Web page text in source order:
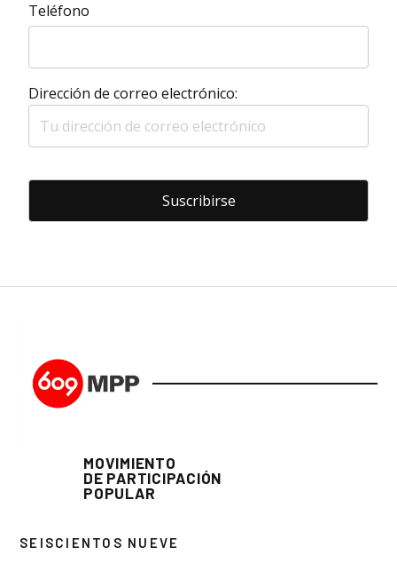
Teléfono
Dirección de correo electrónico:
MOVIMIENTO
DE PARTICIPACIÓN
POPULAR
SEISCIENTOS NUEVE